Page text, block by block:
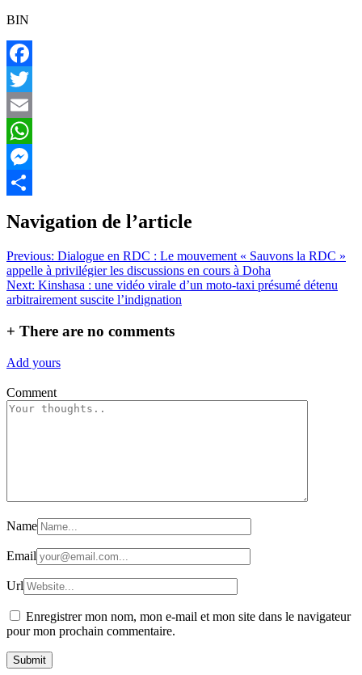
BIN
Facebook
Twitter
Email
WhatsApp
Messenger
Navigation de l’article
Previous: Dialogue en RDC : Le mouvement « Sauvons la RDC »
appelle à privilégier les discussions en cours à Doha
Next: Kinshasa : une vidéo virale d’un moto-taxi présumé détenu
arbitrairement suscite l’indignation
+ There are no comments
Add yours
Comment
Name
Email
Url
Enregistrer mon nom, mon e-mail et mon site dans le navigateur
pour mon prochain commentaire.